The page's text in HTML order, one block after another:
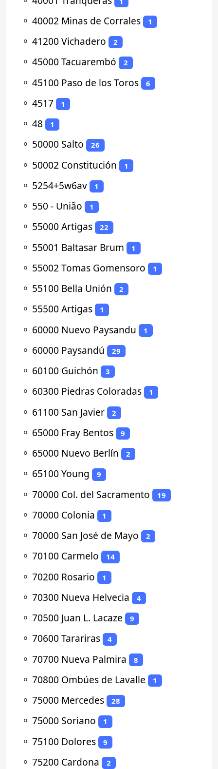
⚬ 40002 Minas de Corrales 1
⚬ 41200 Vichadero 2
⚬ 45000 Tacuarembó 2
⚬ 45100 Paso de los Toros 6
⚬ 4517 1
⚬ 48 1
⚬ 50000 Salto 26
⚬ 50002 Constitución 1
⚬ 5254+5w6av 1
⚬ 550 - União 1
⚬ 55000 Artigas 22
⚬ 55001 Baltasar Brum 1
⚬ 55002 Tomas Gomensoro 1
⚬ 55100 Bella Unión 2
⚬ 55500 Artigas 1
⚬ 60000 Nuevo Paysandu 1
⚬ 60000 Paysandú 29
⚬ 60100 Guichón 3
⚬ 60300 Piedras Coloradas 1
⚬ 61100 San Javier 2
⚬ 65000 Fray Bentos 9
⚬ 65000 Nuevo Berlín 2
⚬ 65100 Young 9
⚬ 70000 Col. del Sacramento 19
⚬ 70000 Colonia 1
⚬ 70000 San José de Mayo 2
⚬ 70100 Carmelo 14
⚬ 70200 Rosario 1
⚬ 70300 Nueva Helvecia 4
⚬ 70500 Juan L. Lacaze 9
⚬ 70600 Tarariras 4
⚬ 70700 Nueva Palmira 8
⚬ 70800 Ombúes de Lavalle 1
⚬ 75000 Mercedes 28
⚬ 75000 Soriano 1
⚬ 75100 Dolores 9
⚬ 75200 Cardona 2